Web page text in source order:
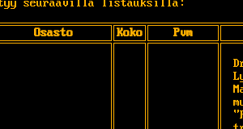
seuraavilla listauksilla:
Osasto Koko Pvm